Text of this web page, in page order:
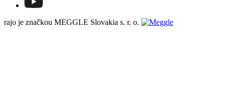
rajo je značkou MEGGLE Slovakia s. r. o.